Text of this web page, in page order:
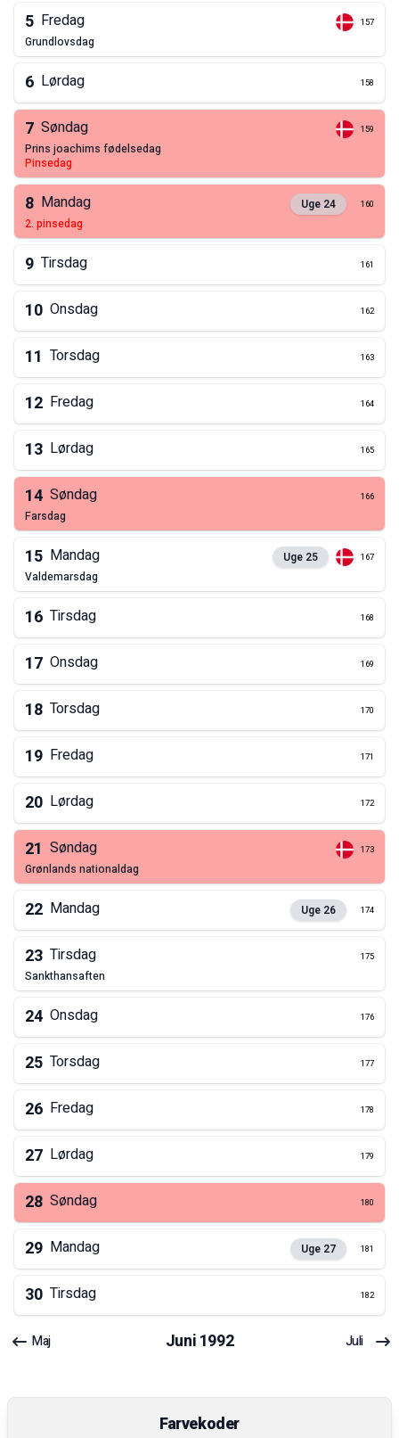
5 Fredag 157
grundlovsdag
6 Lørdag 158
7 Søndag 159
prins joachims fødelsedag
pinsedag
8 Mandag Uge 24 160
2. pinsedag
9 Tirsdag 161
10 Onsdag 162
11 Torsdag 163
12 Fredag 164
13 Lørdag 165
14 Søndag 166
farsdag
15 Mandag Uge 25 167
valdemarsdag
16 Tirsdag 168
17 Onsdag 169
18 Torsdag 170
19 Fredag 171
20 Lørdag 172
21 Søndag 173
grønlands nationaldag
22 Mandag Uge 26 174
23 Tirsdag 175
sankthansaften
24 Onsdag 176
25 Torsdag 177
26 Fredag 178
27 Lørdag 179
28 Søndag 180
29 Mandag Uge 27 181
30 Tirsdag 182
Maj Juni1992 Juli
Farvekoder